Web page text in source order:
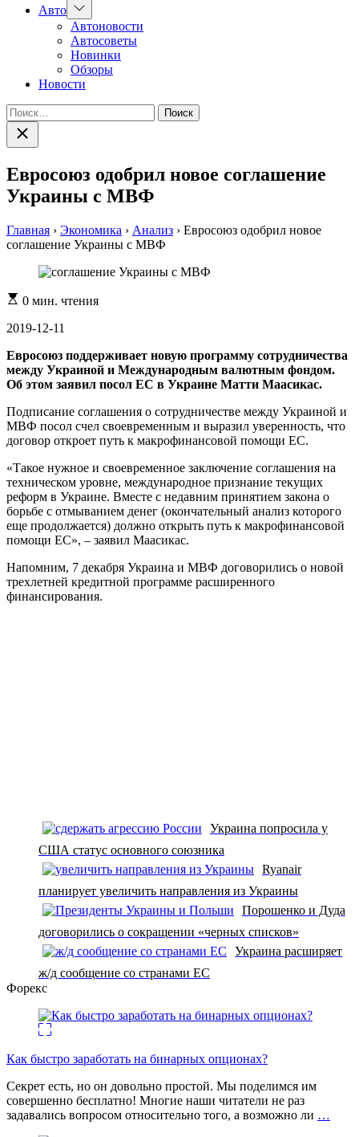
Авто Показать
подменю
Автоновости
Автосоветы
Новинки
Обзоры
Новости
Найти:
Закрыть
поиск
Евросоюз одобрил новое соглашение
Украины с МВФ
Главная › Экономика › Анализ › Евросоюз одобрил новое
соглашение Украины с МВФ
Расчетное
чтения
0 мин. чтения
2019-12-11
Евросоюз поддерживает новую программу сотрудничества
между Украиной и Международным валютным фондом.
Об этом заявил посол ЕС в Украине Матти Маасикас.
Подписание соглашения о сотрудничестве между Украиной и
МВФ посол счел своевременным и выразил уверенность, что
договор откроет путь к макрофинансовой помощи ЕС.
«Такое нужное и своевременное заключение соглашения на
техническом уровне, международное признание текущих
реформ в Украине. Вместе с недавним принятием закона о
борьбе с отмыванием денег (окончательный анализ которого
еще продолжается) должно открыть путь к макрофинансовой
помощи ЕС», – заявил Маасикас.
Напомним, 7 декабря Украина и МВФ договорились о новой
трехлетней кредитной программе расширенного
финансирования.
Украина попросила у
США статус основного союзника
Ryanair
планирует увеличить направления из Украины
Порошенко и Дуда
договорились о сокращении «черных списков»
Украина расширяет
ж/д сообщение со странами ЕС
Форекс
Как быстро заработать на бинарных опционах?
Секрет есть, но он довольно простой. Мы поделимся им
совершенно бесплатно! Многие наши читатели не раз
задавались вопросом относительно того, а возможно ли …